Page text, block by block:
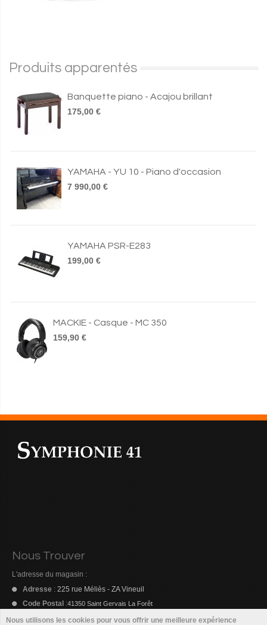
Nous utilisons les cookies pour vous offrir une meilleure expérience
Produits apparentés
Banquette piano - Acajou brillant
175,00 €
YAMAHA - YU 10 - Piano d'occasion
7 990,00 €
YAMAHA PSR-E283
199,00 €
MACKIE - Casque - MC 350
159,90 €
Nous Trouver
L'adresse du magasin :
Adresse : 225 rue Méliès - ZA Vineuil
Code Postal :41350 Saint Gervais La Forêt
Email:symphonie41@orange.fr